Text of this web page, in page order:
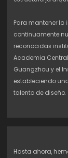
Para mantener la
continuamente
reconocidas
Academia
Guangzhou y el
estableciendo
talento de diseño.
Hasta ahora,